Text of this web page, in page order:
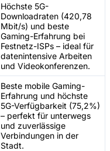
Höchste 5G-
Downloadraten (420,78
Mbit/s) und beste
Gaming-Erfahrung bei
Festnetz-ISPs – ideal für
datenintensive Arbeiten
und Videokonferenzen.
Beste mobile Gaming-
Erfahrung und höchste
5G-Verfügbarkeit (75,2%)
– perfekt für unterwegs
und zuverlässige
Verbindungen in der
Stadt.